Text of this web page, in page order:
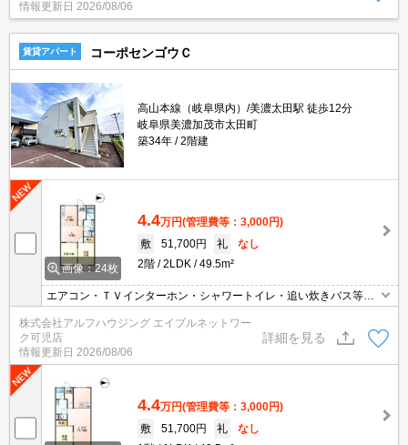
情報更新日 2026/08/06
賃貸アパート コーポセンゴウＣ
高山本線（岐阜県内）/美濃太田駅 徒歩12分
岐阜県美濃加茂市太田町
築34年
2階建
画像：24枚
4.4万円(管理費等：3,000円)
敷
51,700円 礼
なし
2階
2LDK 49.5m²
エアコン・ＴＶインターホン・シャワートイレ・追い炊きバス等々
付いてます。
株式会社アルフハウジング エイブルネットワー
ク可児店
情報更新日 2026/08/06
詳細を見る
4.4万円(管理費等：3,000円)
敷
51,700円 礼
なし